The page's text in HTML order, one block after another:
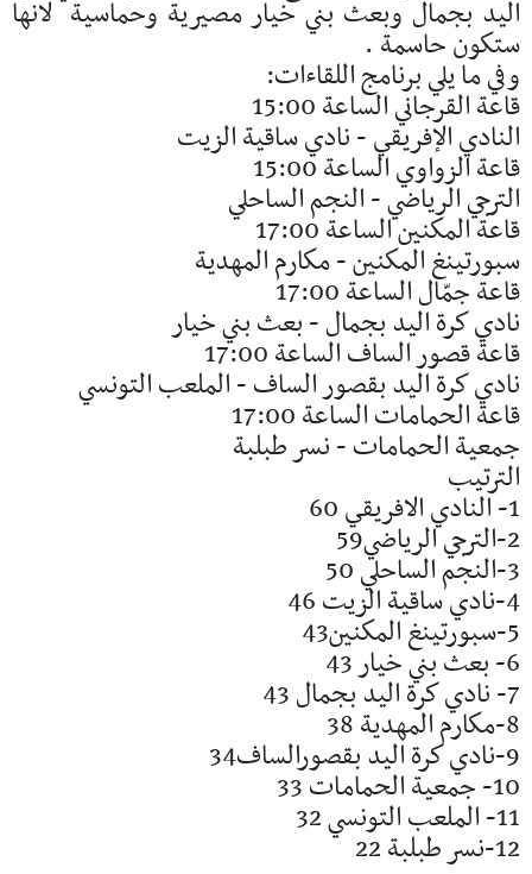
اليد بجمال وبعث بني خيار مصيرية وحماسية لانها
ستكون حاسمة .
وفي ما يلي برنامج اللقاءات:
قاعة القرجاني الساعة 15:00
النادي الإفريقي - نادي ساقية الزيت
قاعة الزواوي الساعة 15:00
الترجي الرياضي - النجم الساحلي
قاعة المكنين الساعة 17:00
سبورتينغ المكنين - مكارم المهدية
قاعة جمّال الساعة 17:00
نادي كرة اليد بجمال - بعث بني خيار
قاعة قصور الساف الساعة 17:00
نادي كرة اليد بقصور الساف - الملعب التونسي
قاعة الحمامات الساعة 17:00
جمعية الحمامات - نسر طبلبة
الترتيب
1- النادي الافريقي 60
2-الترجي الرياضي59
3-النجم الساحلي 50
4-نادي ساقية الزيت 46
5-سبورتينغ المكنين43
6- بعث بني خيار 43
7- نادي كرة اليد بجمال 43
8-مكارم المهدية 38
9-نادي كرة اليد بقصورالساف34
10- جمعية الحمامات 33
11- الملعب التونسي 32
12-نسر طبلبة 22